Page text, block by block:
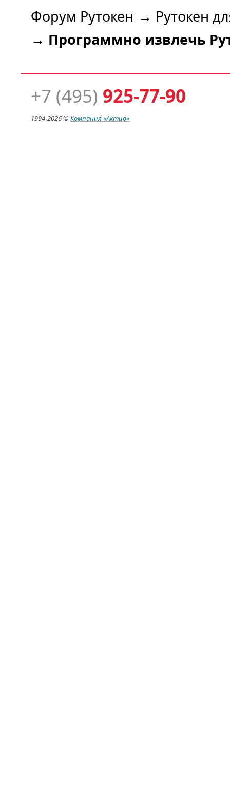
22 (lun:
Форум Рутокен → Рутокен
→ Программно извлечь
+7 (495) 925-77-90
1994-2026 ©Компания«Актив»